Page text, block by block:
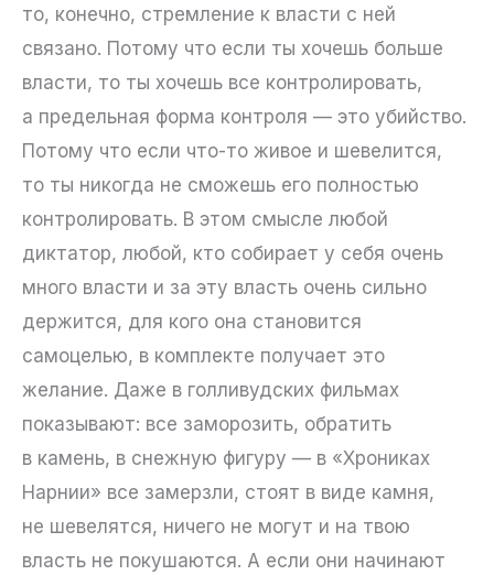
то, конечно, стремление к власти с ней
связано. Потому что если ты хочешь больше
власти, то ты хочешь все контролировать,
а предельная форма контроля — это убийство.
Потому что если что-то живое и шевелится,
то ты никогда не сможешь его полностью
контролировать. В этом смысле любой
диктатор, любой, кто собирает у себя очень
много власти и за эту власть очень сильно
держится, для кого она становится
самоцелью, в комплекте получает это
желание. Даже в голливудских фильмах
показывают: все заморозить, обратить
в камень, в снежную фигуру — в «Хрониках
Нарнии» все замерзли, стоят в виде камня,
не шевелятся, ничего не могут и на твою
власть не покушаются. А если они начинают